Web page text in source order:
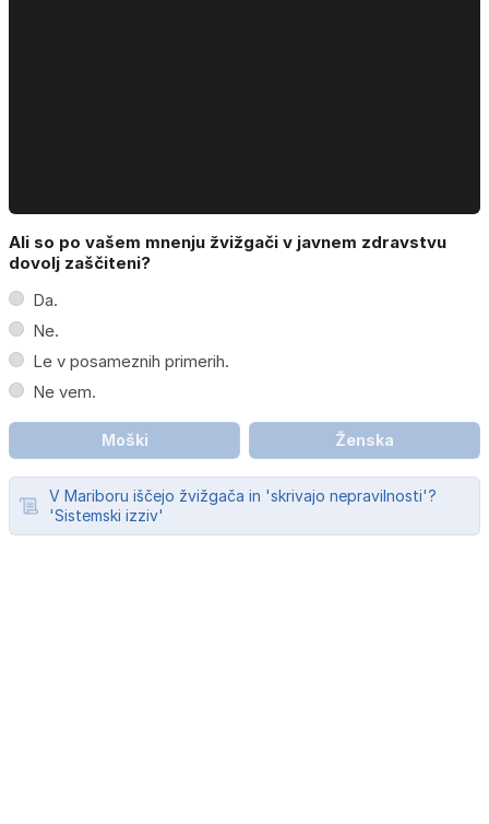
Ali so po vašem mnenju žvižgači v javnem zdravstvu
dovolj zaščiteni?
Da.
Ne.
Le v posameznih primerih.
Ne vem.
Moški Ženska
V Mariboru iščejo žvižgača in 'skrivajo nepravilnosti'?
'Sistemski izziv'